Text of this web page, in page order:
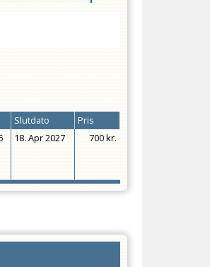
Slutdato
Pris
18. Apr 2027 700 kr.